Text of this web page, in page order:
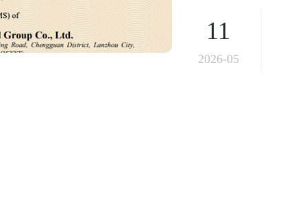
暨上半年安全生产工作会议
11
2026-05